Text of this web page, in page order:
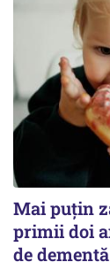
Mai puțin
primii doi
de